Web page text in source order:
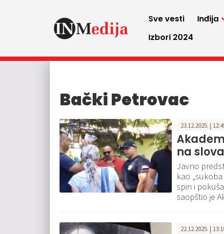
Sve vesti Inđija
Izbori 2024
Bački Petrovac
23.12.2025. |
na
Javno
kao
spin i
saopštio je
22.12.2025. |